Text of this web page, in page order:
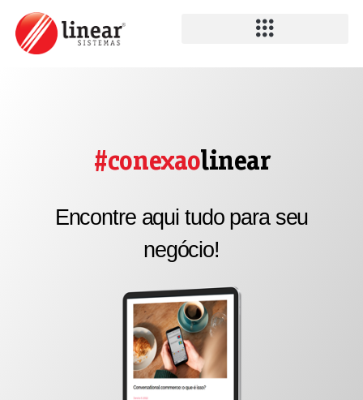
#conexaolinear
Encontre aqui tudo para seu
negócio!